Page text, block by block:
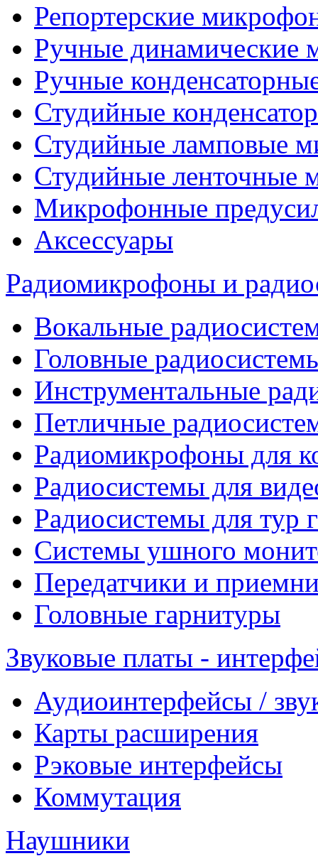
Репортерские
Ручные динамические
Ручные
Студийные
Студийные ламповые
Студийные ленточные
Микрофонные
Аксессуары
Радиомикрофоны и
Вокальные
Головные
Инструментальные
Петличные
Радиомикрофоны для
Радиосистемы для
Радиосистемы для тур
Системы ушного
Передатчики и
Головные гарнитуры
Звуковые платы -
Аудиоинтерфейсы /
Карты расширения
Рэковые интерфейсы
Коммутация
Наушники